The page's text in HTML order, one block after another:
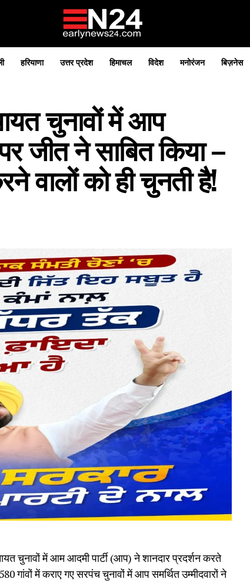
हरियाणा उत्तर प्रदेश हिमाचल विदेश मनोरंजन बिज़नेस
चुनावों में आप
जीत ने साबित किया –
वालों को ही चुनती है!
चुनावों में आम आदमी पार्टी (आप) ने शानदार प्रदर्शन करते
गांवों में कराए गए सरपंच चुनावों में आप समर्थित उम्मीदवारों ने